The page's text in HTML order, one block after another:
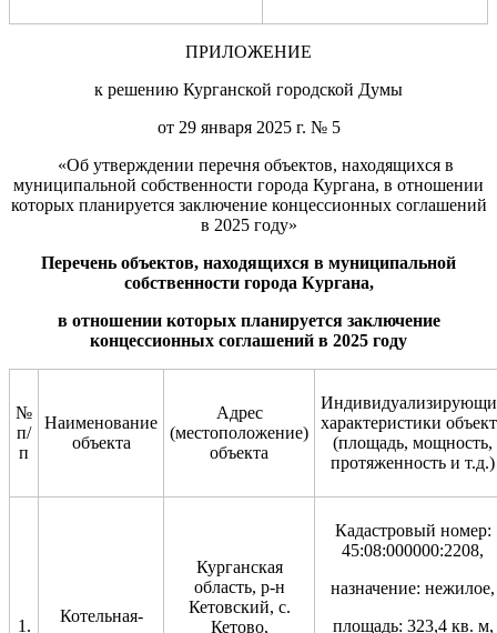
ПРИЛОЖЕНИЕ
к решению Курганской городской Думы
от 29 января 2025 г. № 5
«Об утверждении перечня объектов, находящихся в
муниципальной собственности города Кургана, в отношении
которых планируется заключение концессионных соглашений
в 2025 году»
Перечень объектов, находящихся в муниципальной
собственности города Кургана,
в отношении которых планируется заключение
концессионных соглашений в 2025 году
№
п/
п
Наименование
объекта
Адрес
(местоположение)
объекта
характеристики
(площадь, мощность,
протяженность и т.д.)
1.
Котельная-
Курганская
область, р-н
Кетовский, с.
Кетово,
Кадастровый номер:
45:08:000000:2208,
назначение: нежилое,
площадь: 323,4 кв. м,